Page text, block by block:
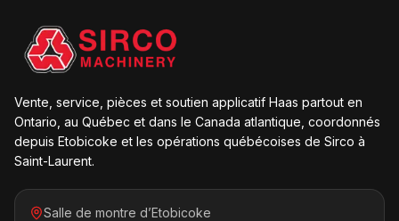
Vente, service, pièces et soutien applicatif Haas partout en
Ontario, au Québec et dans le Canada atlantique, coordonnés
depuis Etobicoke et les opérations québécoises de Sirco à
Saint-Laurent.
Salle de montre d’Etobicoke